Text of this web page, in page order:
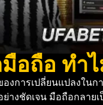
อถือ ทำ
การเปลี่ยนแปลงใน
างชัดเจน มือถือกลา